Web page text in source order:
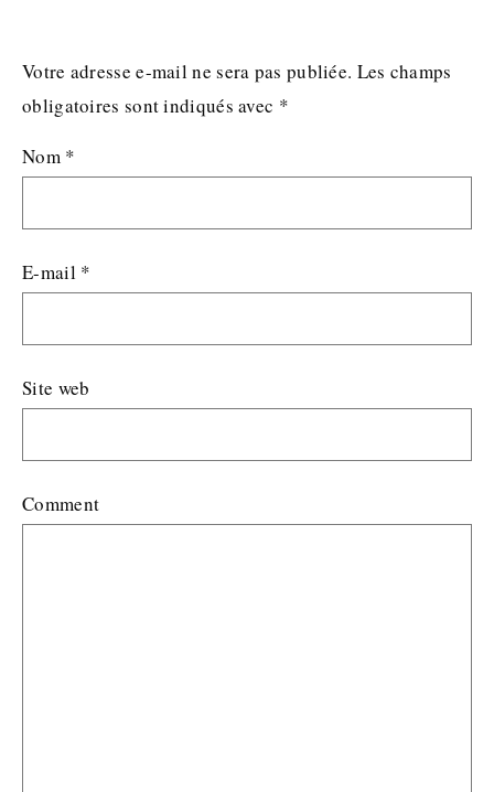
Votre adresse e-mail ne sera pas publiée. Les champs
obligatoires sont indiqués avec *
Nom *
E-mail *
Site web
Comment